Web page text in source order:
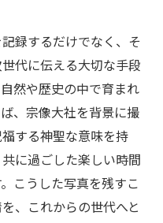
録するだけでなく、そ
代に伝える大切な手段
然や歴史の中で育まれ
、宗像大社を背景に撮
する神聖な意味を持
に過ごした楽しい時間
こうした写真を残すこ
、これからの世代へと